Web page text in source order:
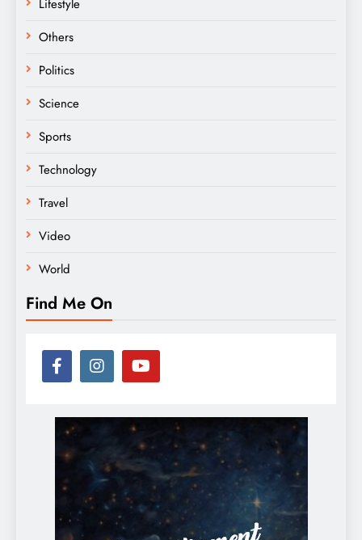
Lifestyle
Others
Politics
Science
Sports
Technology
Travel
Video
World
Find Me On